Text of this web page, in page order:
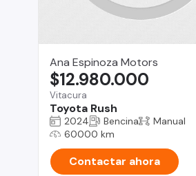
Ana Espinoza Motors
Vitacura
Toyota Rush
$12.980.000
2024 Bencina
Manual
60000 km
Contactar ahora